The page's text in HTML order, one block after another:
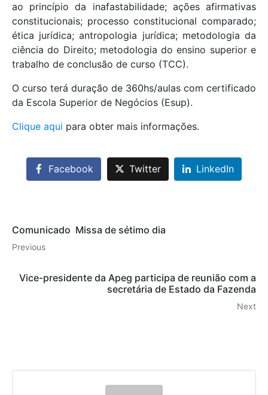
ao princípio da inafastabilidade; ações afirmativas
constitucionais; processo constitucional comparado;
ética jurídica; antropologia jurídica; metodologia da
ciência do Direito; metodologia do ensino superior e
trabalho de conclusão de curso (TCC).
O curso terá duração de 360hs/aulas com certificado
da Escola Superior de Negócios (Esup).
Clique aqui para obter mais informações.
Facebook Twitter LinkedIn
Comunicado  Missa de sétimo dia
Previous
Vice-presidente da Apeg participa de reunião com a
secretária de Estado da Fazenda
Next